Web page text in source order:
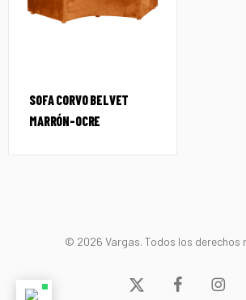
SOFA CORVO BELVET
MARRÓN-OCRE
© 2026 Vargas. Todos los derechos
x-
facebook